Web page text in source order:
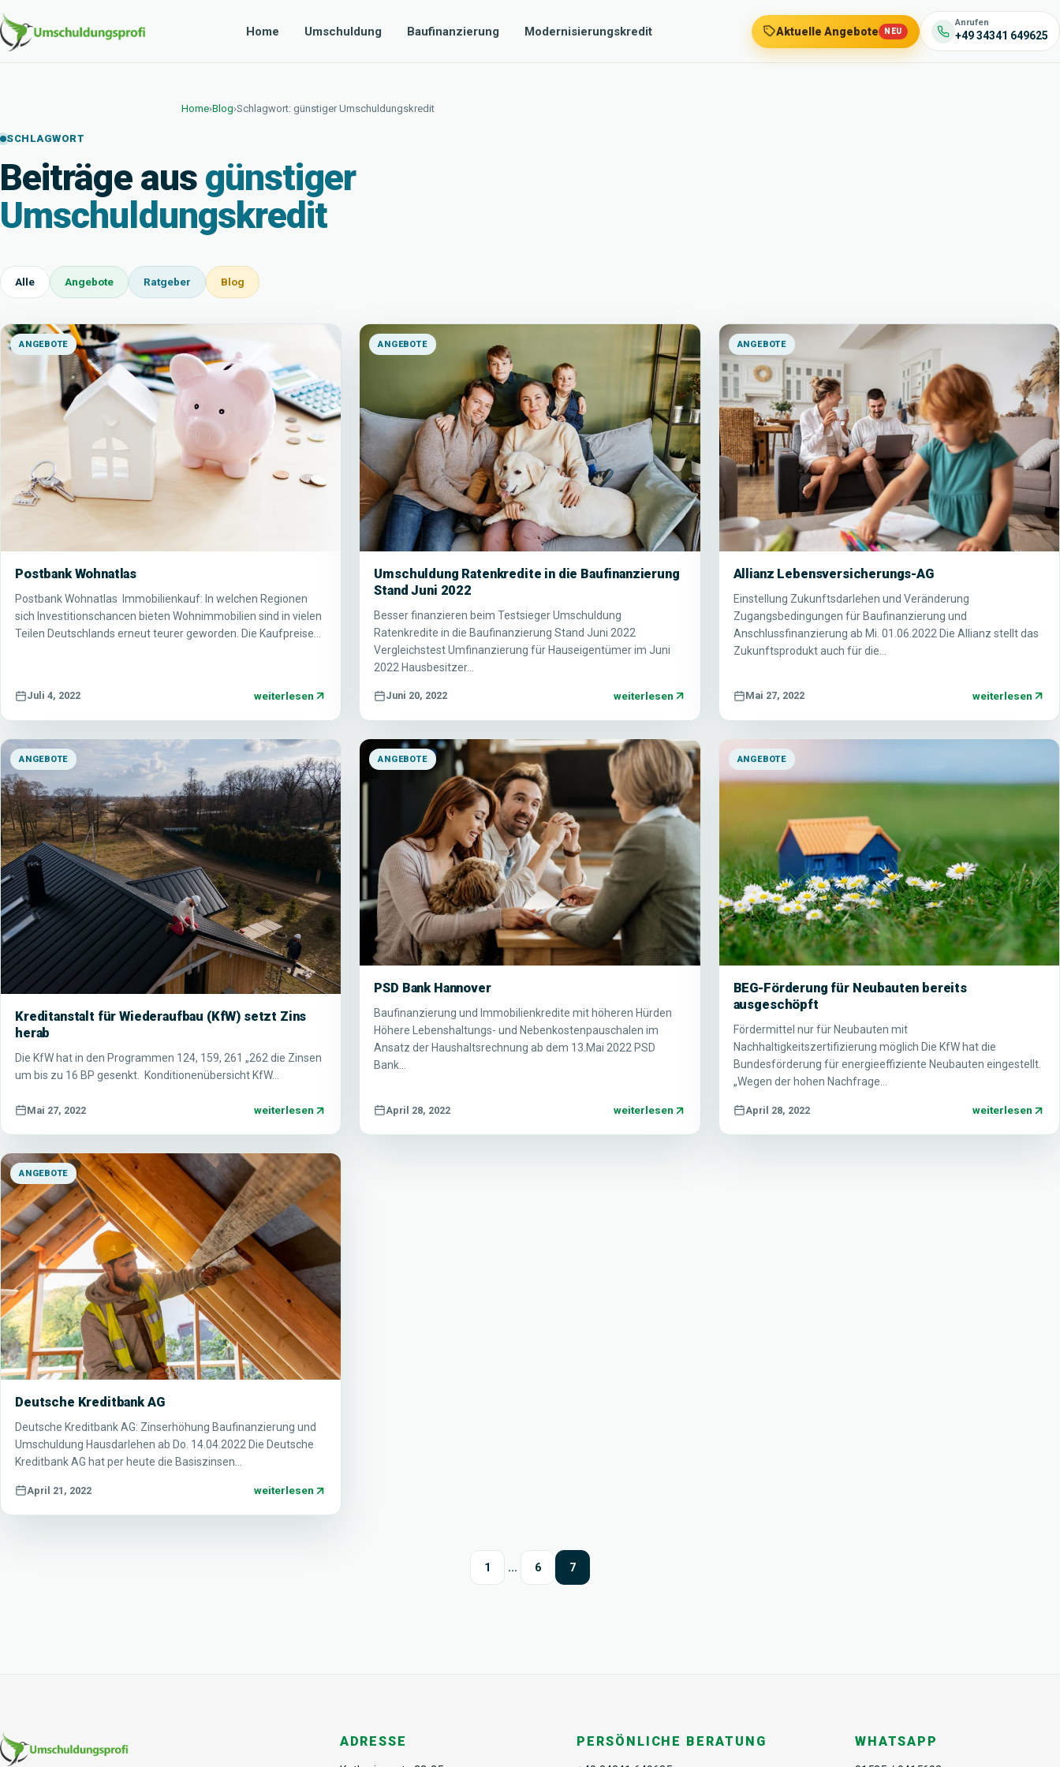
Home Umschuldung Baufinanzierung Modernisierungskredit Aktuelle Angebote NEU
Anrufen
+49 34341 649625
Home›Blog›Schlagwort: günstiger Umschuldungskredit
SCHLAGWORT
Beiträge aus günstiger
Umschuldungskredit
Alle Angebote Ratgeber Blog
ANGEBOTE
Postbank Wohnatlas
Postbank Wohnatlas Immobilienkauf: In welchen Regionen
sich Investitionschancen bieten Wohnimmobilien sind in vielen
Teilen Deutschlands erneut teurer geworden. Die Kaufpreise…
Juli 4, 2022 weiterlesen
ANGEBOTE
Umschuldung Ratenkredite in die Baufinanzierung
Stand Juni 2022
Besser finanzieren beim Testsieger Umschuldung
Ratenkredite in die Baufinanzierung Stand Juni 2022
Vergleichstest Umfinanzierung für Hauseigentümer im Juni
2022 Hausbesitzer…
Juni 20, 2022 weiterlesen
ANGEBOTE
Allianz Lebensversicherungs-AG
Einstellung Zukunftsdarlehen und Veränderung
Zugangsbedingungen für Baufinanzierung und
Anschlussfinanzierung ab Mi. 01.06.2022 Die Allianz stellt das
Zukunftsprodukt auch für die…
Mai 27, 2022 weiterlesen
ANGEBOTE
Kreditanstalt für Wiederaufbau (KfW) setzt Zins
herab
Die KfW hat in den Programmen 124, 159, 261 „262 die Zinsen
um bis zu 16 BP gesenkt. Konditionenübersicht KfW…
Mai 27, 2022 weiterlesen
ANGEBOTE
PSD Bank Hannover
Baufinanzierung und Immobilienkredite mit höheren Hürden
Höhere Lebenshaltungs- und Nebenkostenpauschalen im
Ansatz der Haushaltsrechnung ab dem 13.Mai 2022 PSD
Bank…
April 28, 2022 weiterlesen
ANGEBOTE
BEG-Förderung für Neubauten bereits
ausgeschöpft
Fördermittel nur für Neubauten mit
Nachhaltigkeitszertifizierung möglich Die KfW hat die
Bundesförderung für energieeffiziente Neubauten eingestellt.
„Wegen der hohen Nachfrage…
April 28, 2022 weiterlesen
ANGEBOTE
Deutsche Kreditbank AG
Deutsche Kreditbank AG: Zinserhöhung Baufinanzierung und
Umschuldung Hausdarlehen ab Do. 14.04.2022 Die Deutsche
Kreditbank AG hat per heute die Basiszinsen…
April 21, 2022 weiterlesen
1 … 6 7
ADRESSE PERSÖNLICHE BERATUNG WHATSAPP